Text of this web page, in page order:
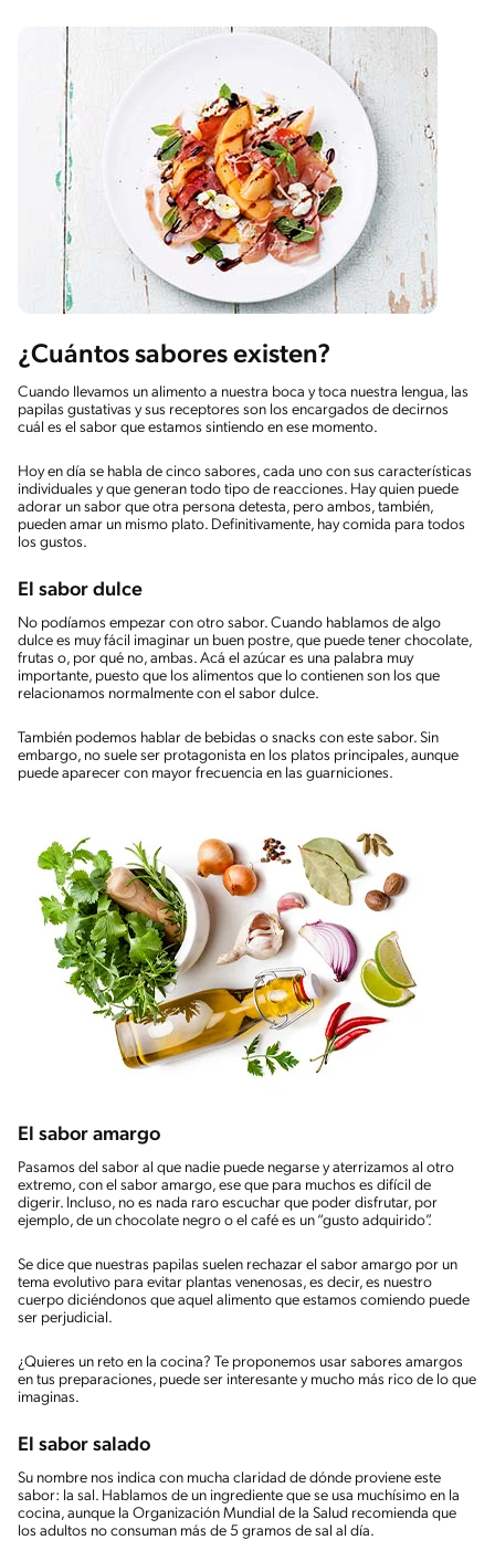
¿Cuántos sabores existen?
Cuando llevamos un alimento a nuestra boca y toca nuestra lengua, las
papilas gustativas y sus receptores son los encargados de decirnos
cuál es el sabor que estamos sintiendo en ese momento.
Hoy en día se habla de cinco sabores, cada uno con sus características
individuales y que generan todo tipo de reacciones. Hay quien puede
adorar un sabor que otra persona detesta, pero ambos, también,
pueden amar un mismo plato. Definitivamente, hay comida para todos
los gustos.
El sabor dulce
No podíamos empezar con otro sabor. Cuando hablamos de algo
dulce es muy fácil imaginar un buen postre, que puede tener chocolate,
frutas o, por qué no, ambas. Acá el azúcar es una palabra muy
importante, puesto que los alimentos que lo contienen son los que
relacionamos normalmente con el sabor dulce.
También podemos hablar de bebidas o snacks con este sabor. Sin
embargo, no suele ser protagonista en los platos principales, aunque
puede aparecer con mayor frecuencia en las guarniciones.
El sabor amargo
Pasamos del sabor al que nadie puede negarse y aterrizamos al otro
extremo, con el sabor amargo, ese que para muchos es difícil de
digerir. Incluso, no es nada raro escuchar que poder disfrutar, por
ejemplo, de un chocolate negro o el café es un “gusto adquirido”.
Se dice que nuestras papilas suelen rechazar el sabor amargo por un
tema evolutivo para evitar plantas venenosas, es decir, es nuestro
cuerpo diciéndonos que aquel alimento que estamos comiendo puede
ser perjudicial.
¿Quieres un reto en la cocina? Te proponemos usar sabores amargos
en tus preparaciones, puede ser interesante y mucho más rico de lo que
imaginas.
El sabor salado
Su nombre nos indica con mucha claridad de dónde proviene este
sabor: la sal. Hablamos de un ingrediente que se usa muchísimo en la
cocina, aunque la Organización Mundial de la Salud recomienda que
los adultos no consuman más de 5 gramos de sal al día.